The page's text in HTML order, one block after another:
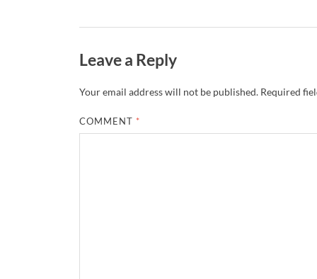
Leave a Reply
Your email address will not be published. Required
COMMENT *